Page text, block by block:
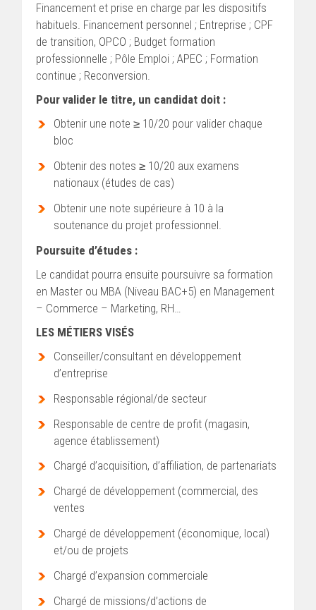
Financement et prise en charge par les dispositifs
habituels. Financement personnel ; Entreprise ; CPF
de transition, OPCO ; Budget formation
professionnelle ; Pôle Emploi ; APEC ; Formation
continue ; Reconversion.
Pour valider le titre, un candidat doit :
Obtenir une note ≥ 10/20 pour valider chaque
bloc
Obtenir des notes ≥ 10/20 aux examens
nationaux (études de cas)
Obtenir une note supérieure à 10 à la
soutenance du projet professionnel.
Poursuite d’études :
Le candidat pourra ensuite poursuivre sa formation
en Master ou MBA (Niveau BAC+5) en Management
– Commerce – Marketing, RH…
LES MÉTIERS VISÉS
Conseiller/consultant en développement
d’entreprise
Responsable régional/de secteur
Responsable de centre de profit (magasin,
agence établissement)
Chargé d’acquisition, d’affiliation, de partenariats
Chargé de développement (commercial, des
ventes
Chargé de développement (économique, local)
et/ou de projets
Chargé d’expansion commerciale
Chargé de missions/d’actions de